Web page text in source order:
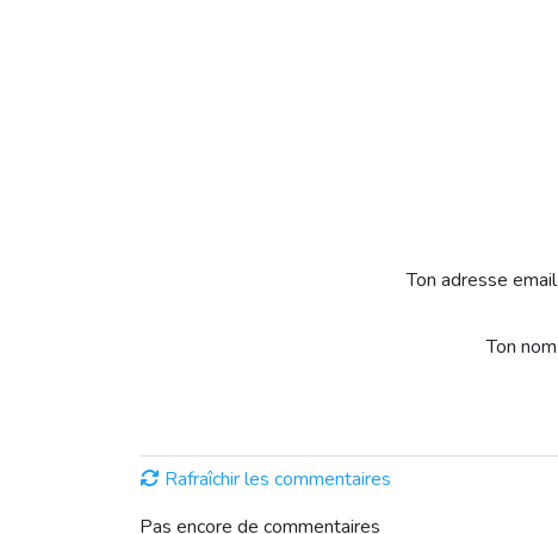
Ton adresse email
Ton nom
Rafraîchir les commentaires
Pas encore de commentaires